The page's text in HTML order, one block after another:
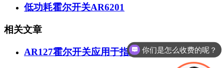
低功耗霍尔开关AR6201
相关文章
AR127霍尔开关应用于指尖陀螺上的应用
你们是怎么收费的呢？
交期一般在多久？